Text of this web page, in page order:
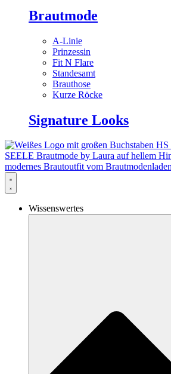
Brautmode
A-Linie
Prinzessin
Fit N Flare
Standesamt
Brauthose
Kurze Röcke
Signature Looks
Wissenswertes